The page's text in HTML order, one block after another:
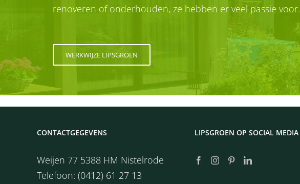
renoveren of onderhouden, ze hebben er veel passie voor.
WERKWIJZE LIPSGROEN
CONTACTGEGEVENS
Weijen 77 5388 HM Nistelrode
Telefoon: (0412) 61 27 13
LIPSGROEN OP SOCIAL MEDIA